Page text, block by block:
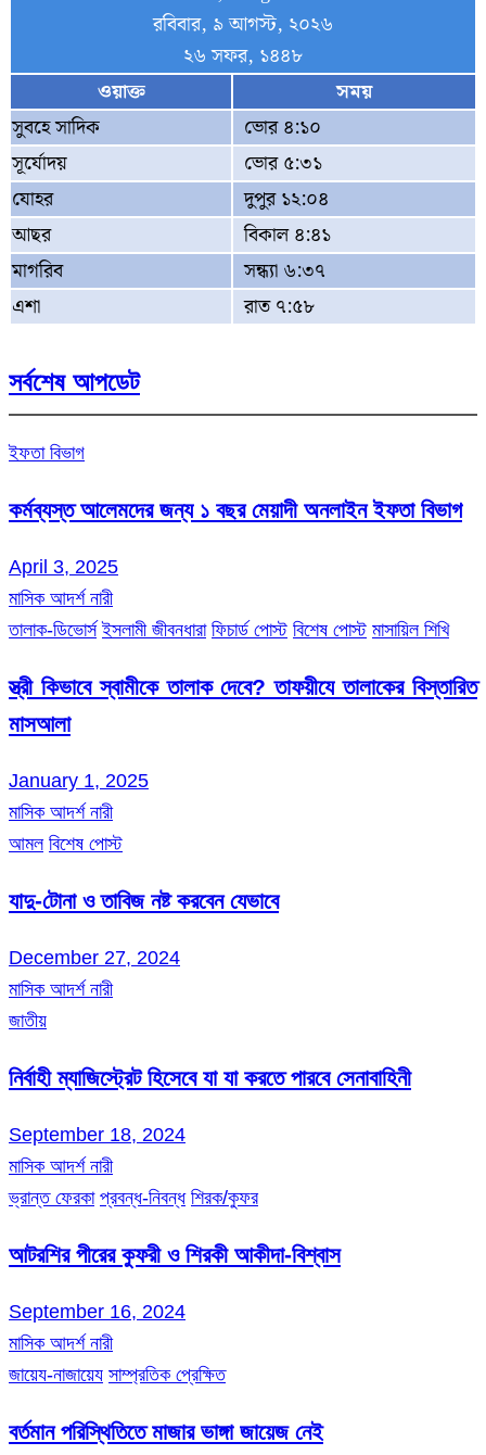
রবিবার, ৯ আগস্ট, ২০২৬
২৬ সফর, ১৪৪৮
ওয়াক্ত
সময়
সুবহে সাদিক
ভোর ৪:১০
সূর্যোদয়
ভোর ৫:৩১
যোহর
দুপুর ১২:০৪
আছর
বিকাল ৪:৪১
মাগরিব
সন্ধ্যা ৬:৩৭
এশা
রাত ৭:৫৮
সর্বশেষ আপডেট
ইফতা বিভাগ
কর্মব্যস্ত আলেমদের জন্য ১ বছর মেয়াদী অনলাইন ইফতা বিভাগ
April 3, 2025
মাসিক আদর্শ নারী
তালাক-ডিভোর্স ইসলামী জীবনধারা ফিচার্ড পোস্ট বিশেষ পোস্ট মাসায়িল শিখি
স্ত্রী কিভাবে স্বামীকে তালাক দেবে? তাফয়ীযে তালাকের বিস্তারিত
মাসআলা
January 1, 2025
মাসিক আদর্শ নারী
আমল বিশেষ পোস্ট
যাদু-টোনা ও তাবিজ নষ্ট করবেন যেভাবে
December 27, 2024
মাসিক আদর্শ নারী
জাতীয়
নির্বাহী ম্যাজিস্ট্রেট হিসেবে যা যা করতে পারবে সেনাবাহিনী
September 18, 2024
মাসিক আদর্শ নারী
ভ্রান্ত ফেরকা প্রবন্ধ-নিবন্ধ শিরক/কুফর
আটরশির পীরের কুফরী ও শিরকী আকীদা-বিশ্বাস
September 16, 2024
মাসিক আদর্শ নারী
জায়েয-নাজায়েয সাম্প্রতিক প্রেক্ষিত
বর্তমান পরিস্থিতিতে মাজার ভাঙ্গা জায়েজ নেই